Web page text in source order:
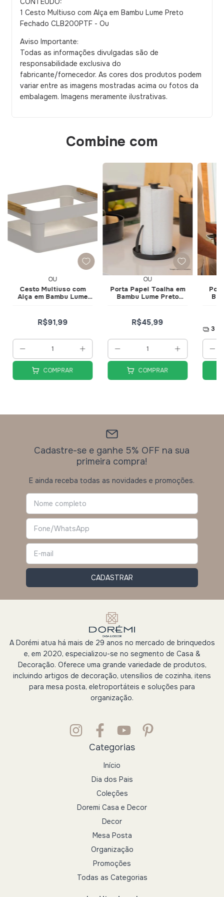
1 Cesto Multiuso com Alça em Bambu Lume Preto
Fechado CLB200PTF - Ou
Aviso Importante:
Todas as informações divulgadas são de
responsabilidade exclusiva do
fabricante/fornecedor. As cores dos produtos podem
variar entre as imagens mostradas acima ou fotos da
embalagem. Imagens meramente ilustrativas.
Combine com
OU
Cesto Multiuso com
Alça em Bambu Lume
R$91,99
COMPRAR
OU
Porta Papel Toalha em
Bambu Lume Preto
R$45,99
COMPRAR
3
Cadastre-se e ganhe 5% OFF na sua
primeira compra!
E ainda receba todas as novidades e promoções.
A Dorémi atua há mais de 29 anos no mercado de brinquedos
e, em 2020, especializou-se no segmento de Casa &
Decoração. Oferece uma grande variedade de produtos,
incluindo artigos de decoração, utensílios de cozinha, itens
para mesa posta, eletroportáteis e soluções para
organização.
Categorias
Início
Dia dos Pais
Coleções
Doremi Casa e Decor
Decor
Mesa Posta
Organização
Promoções
Todas as Categorias